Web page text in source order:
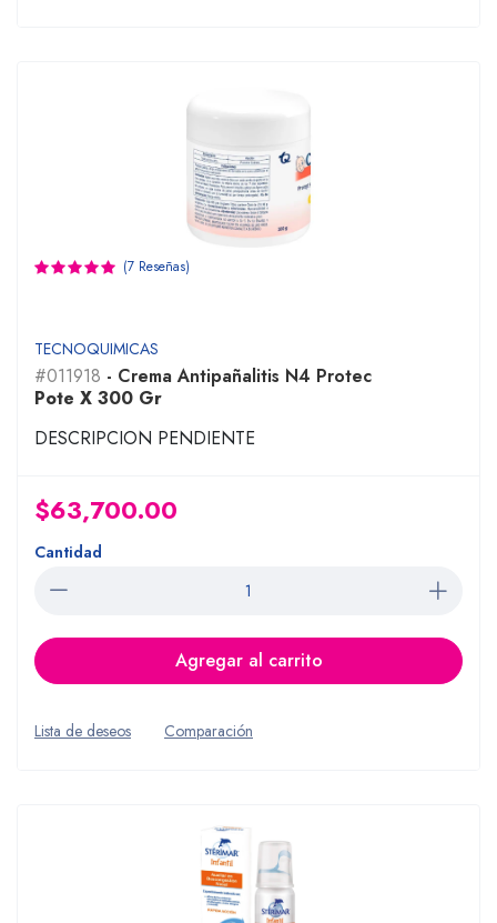
(7 Reseñas)
TECNOQUIMICAS
#011918 - Crema Antipañalitis N4 Protec
Pote X 300 Gr
DESCRIPCION PENDIENTE
$63,700.00
Cantidad
Agregar al carrito
Lista de deseos Comparación